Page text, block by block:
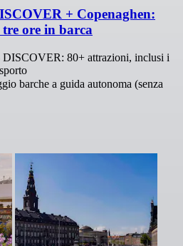
+ Copenaghen:
ore in barca
DISCOVER: 80+ attrazioni, inclusi i
barche a guida autonoma (senza